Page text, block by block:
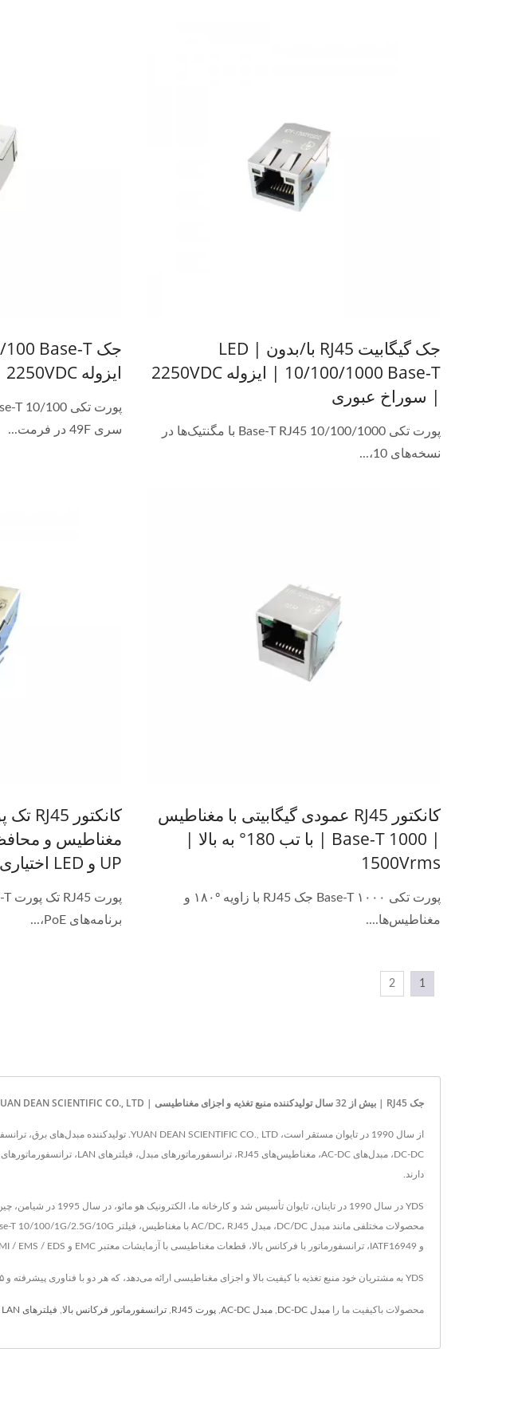
جک گیگابیت RJ45 با/بدون LED |
10/100/1000 Base-T | ایزوله 2250VDC
| سوراخ عبوری
پورت تکی 10/100/1000 Base-T RJ45 با مگنتیک‌ها در
نسخه‌های 10،...
ایزوله 2250VDC | مغناطیس SMD10
سری 49F در فرمت...
کانکتور RJ45 عمودی گیگابیتی با مغناطیس
| 1000 Base-T | با تب 180° به بالا |
1500Vrms
پورت تکی ۱۰۰۰ Base-T جک RJ45 با زاویه ۱۸۰º و
مغناطیس‌ها....
UP و LED اختیاری پشتیبانی می‌کند.
برنامه‌های PoE،...
1
2
جک RJ45 | بیش از 32 سال تولیدکننده منبع تغذیه و اجزای مغناطیسی | YUAN DEAN SCIENTIFIC CO., LTD.
دارند.
و IATF16949، ترانسفورماتور با فرکانس بالا، قطعات مغناطیسی با آزمایشات معتبر EMC و EMI / EMS / EDS. راه‌حل‌های مبدل قدرت برای پزشکی، راه‌آهن، POE و غیره.
YDS به مشتریان خود منبع تغذیه با کیفیت بالا و اجزای مغناطیسی ارائه می‌دهد، که هر دو با فناوری پیشرفته و ۲۵ سال تجربه، YDS اطمینان می‌دهد که نیازهای هر مشتری برآورده می‌شود.
محصولات باکیفیت ما را مبدل DC-DC مبدل AC-DC پورت RJ45 ترانسفورماتور فرکانس بالا فیلترهای LAN